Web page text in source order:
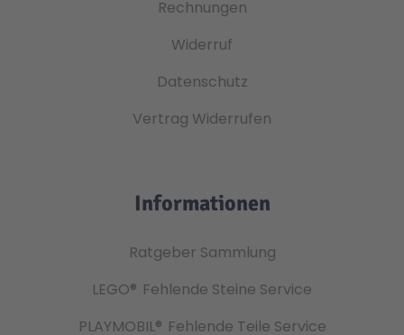
Rechnungen
Widerruf
Datenschutz
Vertrag Widerrufen
Informationen
Ratgeber Sammlung
LEGO® Fehlende Steine Service
PLAYMOBIL® Fehlende Teile Service